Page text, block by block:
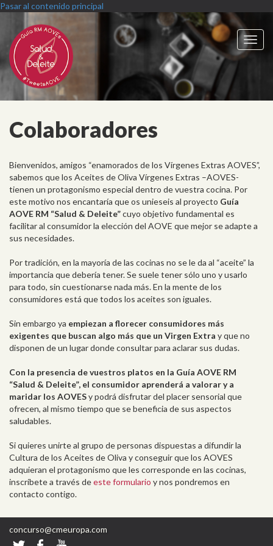
Pasar al contenido principal
Colaboradores
Bienvenidos, amigos “enamorados de los Vírgenes Extras AOVES”,
sabemos que los Aceites de Oliva Vírgenes Extras –AOVES-
tienen un protagonismo especial dentro de vuestra cocina. Por
este motivo nos encantaría que os unieseis al proyecto Guía
AOVE RM “Salud & Deleite”cuyo objetivo fundamental es
facilitar al consumidor la elección del AOVE que mejor se adapte a
sus necesidades.
Por tradición, en la mayoría de las cocinas no se le da al “aceite” la
importancia que debería tener. Se suele tener sólo uno y usarlo
para todo, sin cuestionarse nada más. En la mente de los
consumidores está que todos los aceites son iguales.
Sin embargo ya empiezan a florecer consumidores más
exigentes que buscan algo más que un Virgen Extra y que no
disponen de un lugar donde consultar para aclarar sus dudas.
Con la presencia de vuestros platos en la Guía AOVE RM
“Salud & Deleite”, el consumidor aprenderá a valorar y a
maridar los AOVESy podrá disfrutar del placer sensorial que
ofrecen, al mismo tiempo que se beneficia de sus aspectos
saludables.
Si quieres unirte al grupo de personas dispuestas a difundir la
Cultura de los Aceites de Oliva y conseguir que los AOVES
adquieran el protagonismo que les corresponde en las cocinas,
inscríbete a través deeste formulario y nos pondremos en
contacto contigo.
concurso@cmeuropa.com